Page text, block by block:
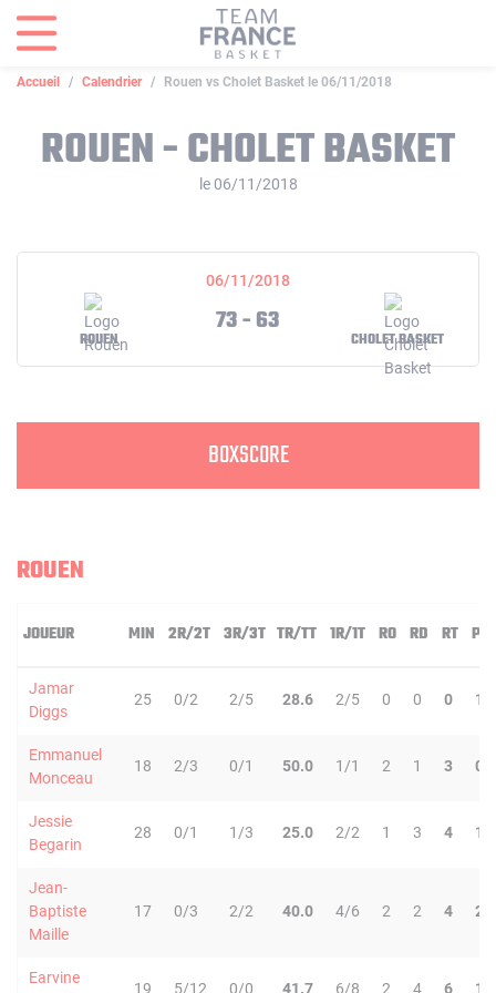
Accueil Calendrier Rouen vs Cholet Basket le 06/11/2018
ROUEN - CHOLET BASKET
le 06/11/2018
06/11/2018
ROUEN
73 - 63
CHOLET BASKET
BOXSCORE
ROUEN
JOUEUR MIN 2R/2T 3R/3T TR/TT 1R/1T RO RD RT PD
Jamar
Diggs
25 0/2 2/5 28.6 2/5 0 0 0 1
Emmanuel
Monceau
18 2/3 0/1 50.0 1/1 2 1 3 0
Jessie
Begarin
28 0/1 1/3 25.0 2/2 1 3 4 1
Jean-
Baptiste
Maille
17 0/3 2/2 40.0 4/6 2 2 4 2
Earvine
19 5/12 0/0 41.7 6/8 2 4 6 1
Panneau de gestion des cookies